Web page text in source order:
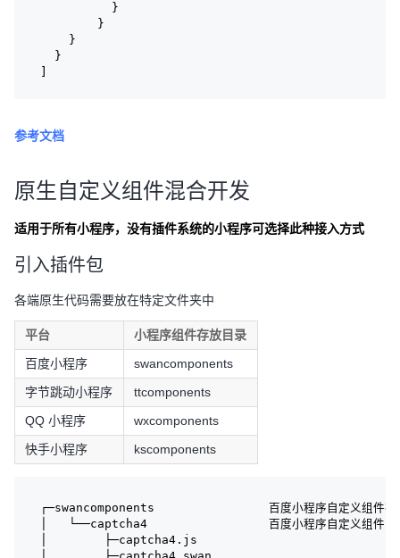
          }
        }
    }
  }
参考文档
原生自定义组件混合开发
适用于所有小程序，没有插件系统的小程序可选择此种接入方式
引入插件包
各端原生代码需要放在特定文件夹中
平台
小程序组件存放目录
百度小程序
swancomponents
字节跳动小程序
ttcomponents
QQ 小程序
wxcomponents
快手小程序
kscomponents
┌─swancomponents                百度小程序自定义组件存
│   └──captcha4                 百度小程序自定义组件
│        ├─captcha4.js